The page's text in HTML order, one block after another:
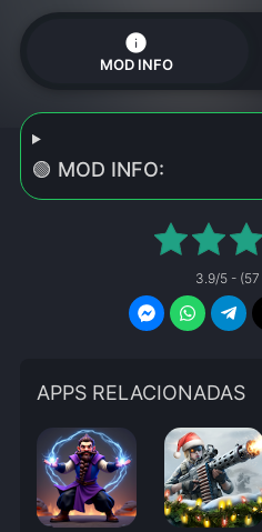
info
MOD INFO
🟢 MOD INFO:
3.9/5 -
APPS RELACIONADAS